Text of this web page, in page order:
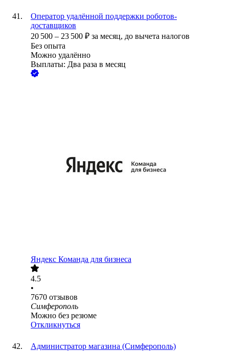
Оператор удалённой поддержки роботов-
доставщиков
20 500 – 23 500 ₽ за месяц, до вычета налогов
Без опыта
Можно удалённо
Выплаты: Два раза в месяц
Яндекс Команда для бизнеса
4.5
•
7670 отзывов
Симферополь
Можно без резюме
Откликнуться
Администратор магазина (Симферополь)